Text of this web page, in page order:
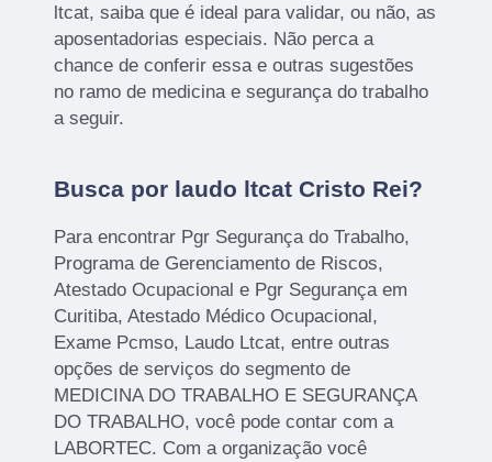
ltcat, saiba que é ideal para validar, ou não, as
aposentadorias especiais. Não perca a
chance de conferir essa e outras sugestões
no ramo de medicina e segurança do trabalho
a seguir.
Busca por laudo ltcat Cristo Rei?
Para encontrar Pgr Segurança do Trabalho,
Programa de Gerenciamento de Riscos,
Atestado Ocupacional e Pgr Segurança em
Curitiba, Atestado Médico Ocupacional,
Exame Pcmso, Laudo Ltcat, entre outras
opções de serviços do segmento de
MEDICINA DO TRABALHO E SEGURANÇA
DO TRABALHO, você pode contar com a
LABORTEC. Com a organização você